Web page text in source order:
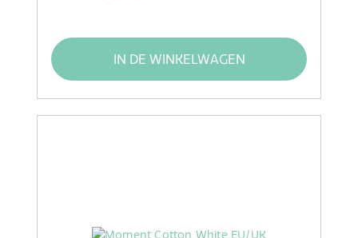
IN DE WINKELWAGEN